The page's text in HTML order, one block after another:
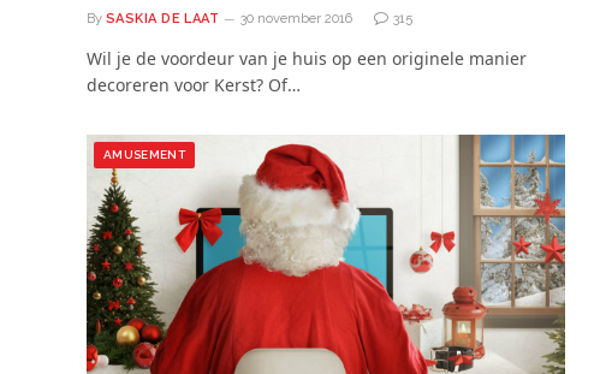
By SASKIA DE LAAT 30 november 2016 315
Wil je de voordeur van je huis op een originele manier
decoreren voor Kerst? Of…
AMUSEMENT